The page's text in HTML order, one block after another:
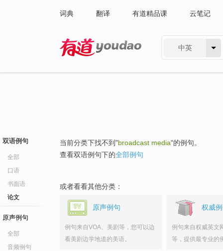
词典 翻译 有道精品课 云笔记
中英
双语例句
全部
口语
书面语
论文
原声例句
全部
音频例句
当前分类下找不到"broadcast media"的例句。
查看双语例句下的全部例句
或者看看其他分类：
原声例句
例句来自VOA、美剧等，您可以边
看美剧边学地道的美语。
权威
例句来自权威英文
等，提供最专业的